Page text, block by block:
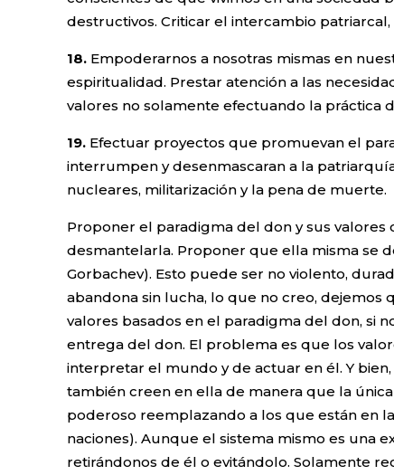
destructivos. Criticar el intercambio
18. Empoderarnos a nosotras mismas en
espiritualidad. Prestar atención a las
valores no solamente efectuando la práctica
19. Efectuar proyectos que promuevan el
interrumpen y desenmascaran a la
nucleares, militarización y la pena de muerte.
Proponer el paradigma del don y sus
desmantelarla. Proponer que ella misma se
Gorbachev). Esto puede ser no violento,
abandona sin lucha, lo que no creo, dejemos
valores basados en el paradigma del don, si
entrega del don. El problema es que los
interpretar el mundo y de actuar en él. Y
también creen en ella de manera que la
poderoso reemplazando a los que están en
naciones). Aunque el sistema mismo es una
retirándonos de él o evitándolo. Solamente